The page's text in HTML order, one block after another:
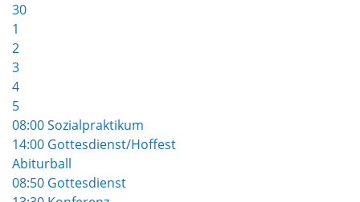
30
1
2
3
4
5
08:00 Sozialpraktikum
14:00 Gottesdienst/Hoffest
Abiturball
08:50 Gottesdienst